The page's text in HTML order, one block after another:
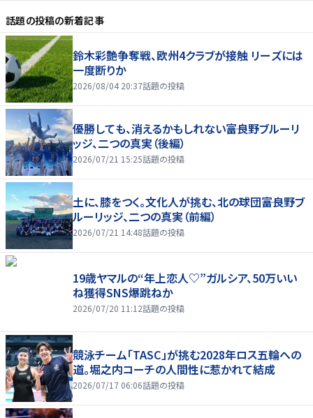
話題の投稿の新着記事
鈴木彩艶争奪戦、欧州4クラブが接触 リーズには
一度断りか
2026/08/04 20:37話題の投稿
優勝しても、消えるかもしれない――富良野ブルーリ
ッジ、二つの真実（後編）
2026/07/21 15:25話題の投稿
土に、膝をつく。文化人が挑む、北の球団――富良野ブ
ルーリッジ、二つの真実（前編）
2026/07/21 14:48話題の投稿
19歳ヤマルの“年上恋人♡”ガルシア、50万いい
ね獲得SNS爆跳ねか
2026/07/20 11:12話題の投稿
競泳チーム「TASC」が挑む2028年ロス五輪への
道。堀之内コーチの人間性に惹かれて結成
2026/07/17 06:06話題の投稿